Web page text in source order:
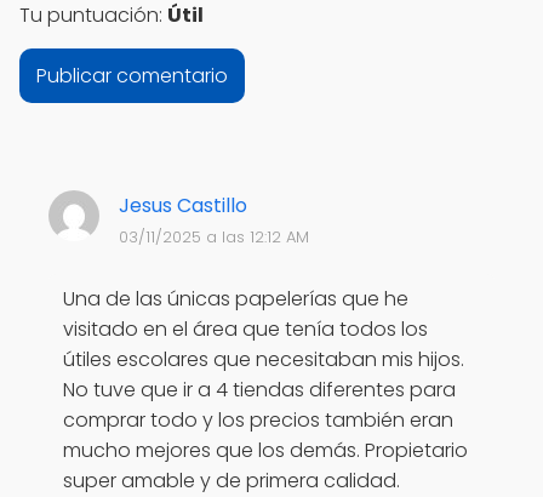
Jesus Castillo
03/11/2025 a las 12:12 AM
Una de las únicas papelerías que he
visitado en el área que tenía todos los
útiles escolares que necesitaban mis hijos.
No tuve que ir a 4 tiendas diferentes para
comprar todo y los precios también eran
mucho mejores que los demás. Propietario
super amable y de primera calidad.
Tu puntuación: Útil